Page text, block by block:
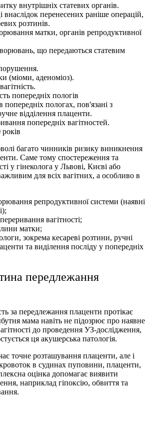
внутрішніх статевих органів.
внаслідок перенесених раніше операцій,
розтинів.
матки, органів репродуктивної
що передаються статевим
(міоми, аденоміоз).
попередніх пологів
попередніх пологах, пов'язані з
відділення плаценти.
попередніх вагітностей.
багато чинників ризику виникнення
Саме тому спостереження та
у гінеколога у Львові, Києві або
для всіх вагітних, а особливо в
репродуктивної системи (наявні
вагітності;
матки;
зокрема кесареві розтини, ручні
та виділення посліду у попередніх
передлежання
за передлежання плаценти протікає
мама навіть не підозрює про наявне
до проведення УЗ-дослідження,
ця акушерська патологія.
точне розташування плаценти, але і
в судинах пуповини, плаценти,
оцінка допомагає виявити
наприклад гіпоксію, обвиття та